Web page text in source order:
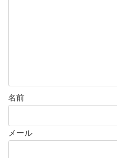
名前
メール